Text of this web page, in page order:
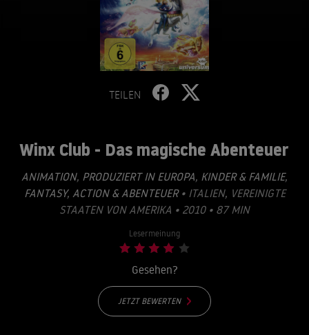
TEILEN
Winx Club - Das magische Abenteuer
ANIMATION, PRODUZIERT IN EUROPA, KINDER & FAMILIE,
FANTASY, ACTION & ABENTEUER• ITALIEN, VEREINIGTE
STAATEN VON AMERIKA • 2010 • 87 MIN
Lesermeinung
Gesehen?
JETZT BEWERTEN